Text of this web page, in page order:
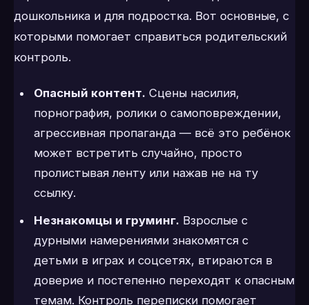
дошкольника и для подростка. Вот основные, с
которыми помогает справиться родительский
контроль.
Опасный контент. Сцены насилия,
порнография, ролики о самоповреждении,
агрессивная пропаганда — всё это ребёнок
может встретить случайно, просто
пролистывая ленту или нажав не на ту
ссылку.
Незнакомцы и груминг. Взрослые с
дурными намерениями знакомятся с
детьми в играх и соцсетях, втираются в
доверие и постепенно переходят к опасным
темам. Контроль переписки помогает